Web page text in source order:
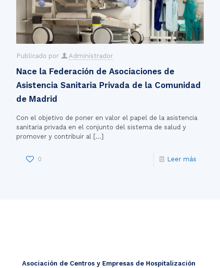
Publicado por Administrador
Nace la Federación de Asociaciones de
Asistencia Sanitaria Privada de la Comunidad
de Madrid
Con el objetivo de poner en valor el papel de la asistencia
sanitaria privada en el conjunto del sistema de salud y
promover y contribuir al
[…]
0 Leer más
Asociación de Centros y Empresas de Hospitalización